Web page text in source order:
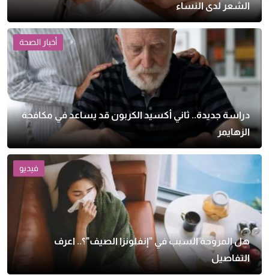
الشعر لدى النساء
أخبار الصحة
دراسة جديدة.. ثاني أكسيد الكربون قد يساعد في مكافحة
الزهايمر
فيديو
هل المروحة السبب في "إنفلونزا الصيف"؟.. اعرف
التفاصيل